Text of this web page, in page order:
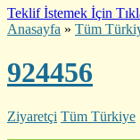
Teklif İstemek İçin
Anasayfa » Tüm
924456
Ziyaretçi Tüm Türkiye